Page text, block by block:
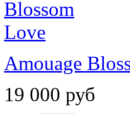
Amouage
19 000 руб